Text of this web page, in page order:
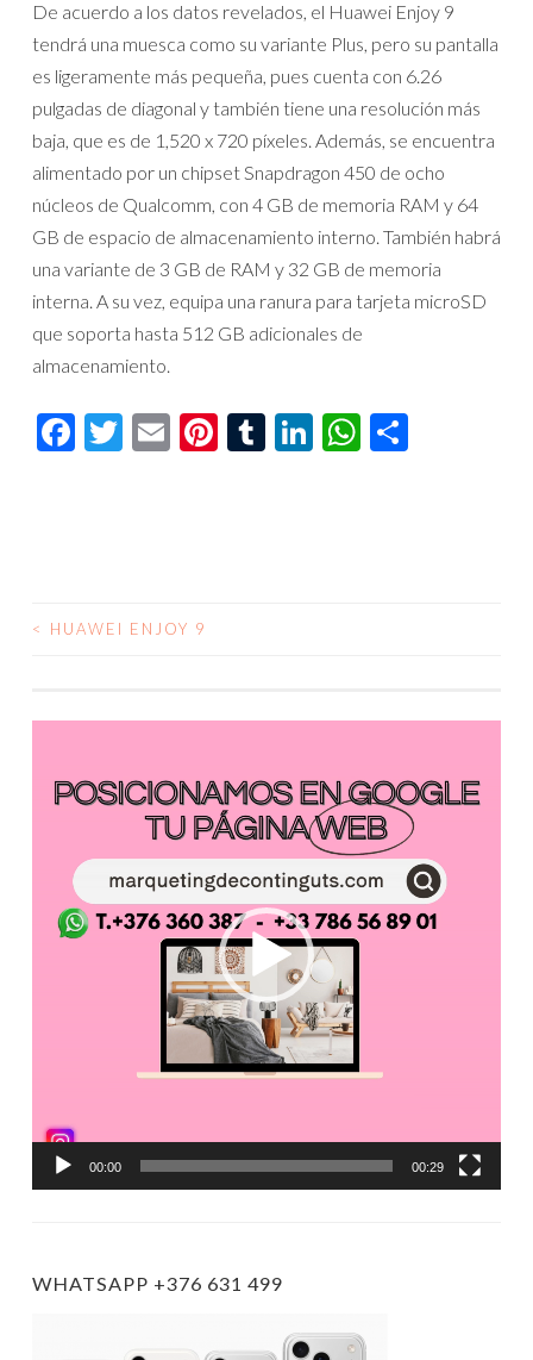
De acuerdo a los datos revelados, el Huawei Enjoy 9
tendrá una muesca como su variante Plus, pero su pantalla
es ligeramente más pequeña, pues cuenta con 6.26
pulgadas de diagonal y también tiene una resolución más
baja, que es de 1,520 x 720 píxeles. Además, se encuentra
alimentado por un chipset Snapdragon 450 de ocho
núcleos de Qualcomm, con 4 GB de memoria RAM y 64
GB de espacio de almacenamiento interno. También habrá
una variante de 3 GB de RAM y 32 GB de memoria
interna. A su vez, equipa una ranura para tarjeta microSD
que soporta hasta 512 GB adicionales de
almacenamiento.
Facebook
Twitter
EmailPinterest
Tumblr
LinkedIn
NAVEGACIÓN
< HUAWEI ENJOY 9
vídeo
00:00 00:29
WHATSAPP +376 631 499